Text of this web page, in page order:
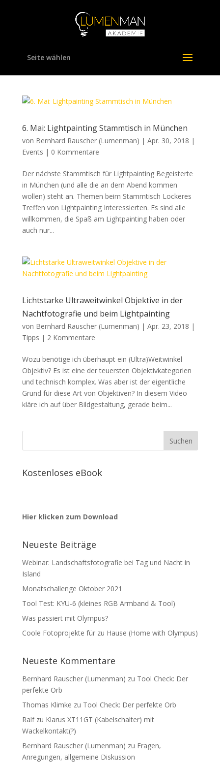
Seite wählen
6. Mai: Lightpainting Stammtisch in München
von Bernhard Rauscher (Lumenman) | Apr. 30, 2018 |
Events | 0 Kommentare
Der nächste Stammtisch für Lightpainting Begeisterte
in München (und alle die an dem Abend kommen
wollen) steht an. Themen beim Stammtisch Lockeres
Treffen von Lightpainting Interessierten. Es sind alle
willkommen, die Spaß am Lightpainting haben oder
auch nur...
Lichtstarke Ultraweitwinkel Objektive in der
Nachtfotografie und beim Lightpainting
von Bernhard Rauscher (Lumenman) | Apr. 23, 2018 |
Tipps | 2 Kommentare
Wozu benötige ich überhaupt ein (Ultra)Weitwinkel
Objektiv? Es ist eine der teuersten Objektivkategorien
und technisch komplex. Was aber ist der eigentliche
Grund für diese Art von Objektiven? In diesem Video
kläre ich auf über Bildgestaltung, gerade beim...
Kostenloses eBook
Hier klicken zum Download
Neueste Beiträge
Webinar: Landschaftsfotografie bei Tag und Nacht in
Island
Monatschallenge Oktober 2021
Tool Test: KYU-6 (kleines RGB Armband & Tool)
Was passiert mit Olympus?
Coole Fotoprojekte für zu Hause (Home with Olympus)
Neueste Kommentare
Bernhard Rauscher (Lumenman) zu Tool Check: Der
perfekte Orb
Thomas Klimke zu Tool Check: Der perfekte Orb
Ralfzu Klarus XT11GT (Kabelschalter) mit
Wackelkontakt(?)
Bernhard Rauscher (Lumenman) zu Fragen,
Anregungen, allgemeine Diskussion